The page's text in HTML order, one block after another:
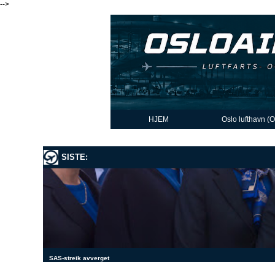
-->
HJEM Oslo lufthavn
SISTE:
SAS-streik avverget